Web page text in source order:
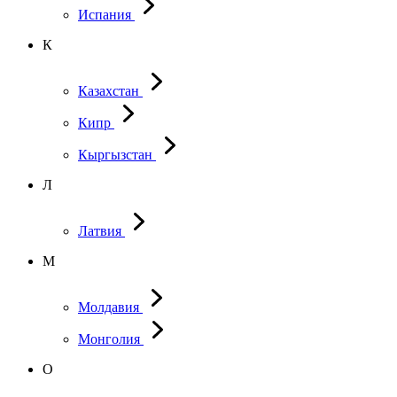
Испания
К
Казахстан
Кипр
Кыргызстан
Л
Латвия
М
Молдавия
Монголия
О